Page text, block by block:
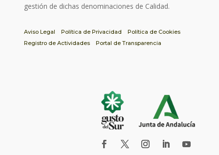
gestión de dichas denominaciones de Calidad.
Aviso Legal Política de Privacidad
Política de Cookies
Registro de Actividades
Portal de Transparencia